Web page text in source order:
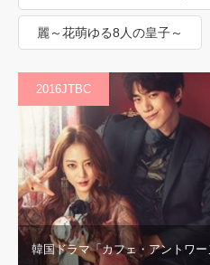
麗～花萌ゆる8人の皇子～
2016JTBC
韓国ドラマ「カフェ・アントワ